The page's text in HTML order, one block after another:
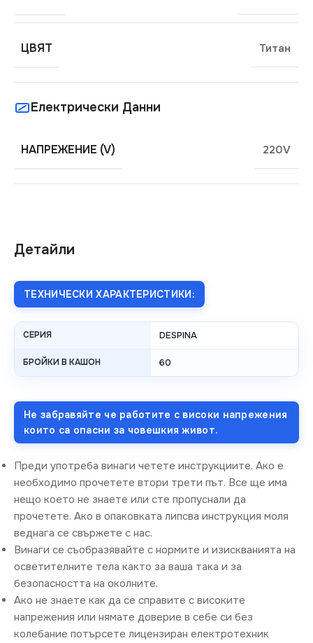
Детайли
ТЕХНИЧЕСКИ ХАРАКТЕРИСТИКИ:
СЕРИЯ DESPINA
БРОЙКИ В КАШОН 60
Не забравяйте че работите с високи напрежения
които са опасни за човешкия живот.
Преди употреба винаги четете инструкциите. Ако е
необходимо прочетете втори трети път. Все ще има
нещо което не знаете или сте пропуснали да
прочетете. Ако в опаковката липсва инструкция моля
веднага се свържете с нас.
Винаги се съобразявайте с нормите и изискванията на
осветителните тела както за ваша така и за
безопасността на околните.
Ако не знаете как да се справите с високите
напрежения или нямате доверие в себе си без
колебание потърсете лицензиран електротехник
ЦВЯТ Титан
Електрически Данни
НАПРЕЖЕНИЕ (V) 220V